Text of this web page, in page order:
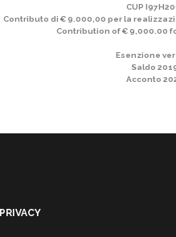
CUP
Contributo di € 9.000,00 per la
Contribution of € 9,000.00
Esenzione
Saldo
Acconto
PRIVACY